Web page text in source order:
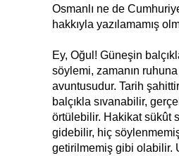
Osmanlı ne de
hakkıyla yazılamamış
Ey, Oğul! Güneşin
söylemi, zamanın
avuntusudur. Tarih
balçıkla sıvanabilir,
örtülebilir. Hakikat sükût
gidebilir, hiç
getirilmemiş gibi olabilir.